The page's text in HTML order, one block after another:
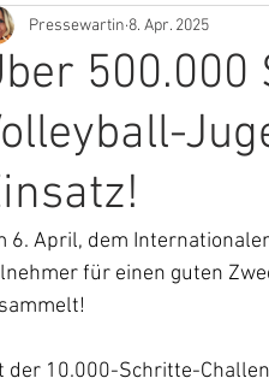
Handball Karate
Tanzen Tischtennis
Pressewartin 8. Apr. 2025
6. April, dem
für einen guten
der 10.000-Schritte-